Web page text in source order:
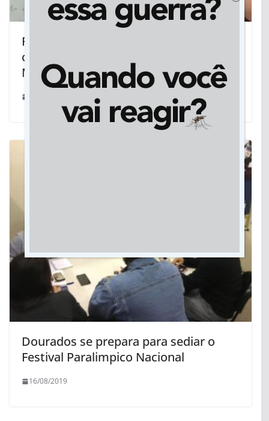
Fala preconceituosa de advogada
contra nordestinos repercute em
Mato Grosso
Dourados se prepara para sediar o
Festival Paralimpico Nacional
16/08/2019